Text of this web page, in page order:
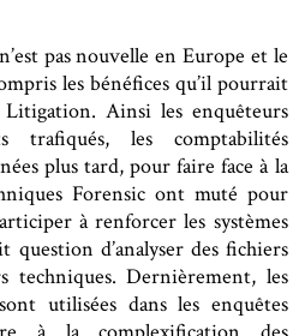
pas nouvelle en Europe et le
les bénéfices qu’il pourrait
Ainsi les enquêteurs
trafiqués, les comptabilités
plus tard, pour faire face à la
Forensic ont muté pour
à renforcer les systèmes
question d’analyser des fichiers
techniques. Dernièrement, les
utilisées dans les enquêtes